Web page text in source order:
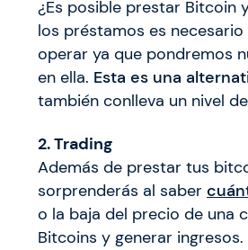
¿Es posible prestar Bitcoin
los préstamos es
operar ya que pondremos
en ella. Esta es una
también conlleva un nivel
2. Trading
Además de prestar tus
sorprenderás al saber
o la baja del precio de una
Bitcoins y generar ingresos.